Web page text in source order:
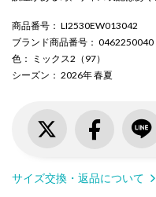
商品番号 ： LI2530EW013042
ブランド商品番号 ： 0462250040
色 ： ミックス2（97）
シーズン ： 2026年 春夏
サイズ交換・返品について